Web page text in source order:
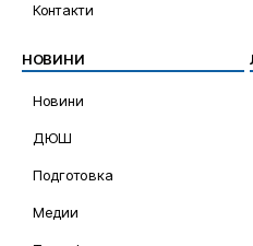
Контакти
НОВИНИ
Новини
ДЮШ
Подготовка
Медии